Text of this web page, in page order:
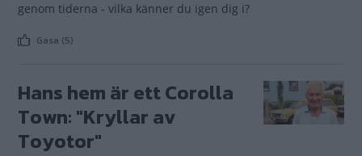
genom tiderna - vilka känner du igen dig i?
Gasa (5)
Hans hem är ett Corolla
Town: "Kryllar av
Toyotor"